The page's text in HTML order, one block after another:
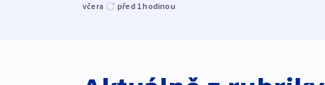
včera před 1hodinou